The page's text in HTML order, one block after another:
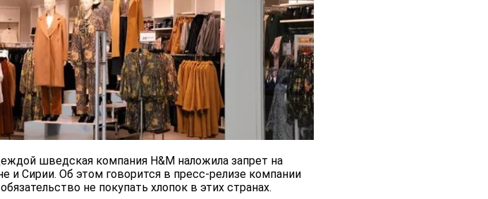
шведская компания H&M наложила запрет на
и Сирии. Об этом говорится в пресс-релизе компании
не покупать хлопок в этих странах.